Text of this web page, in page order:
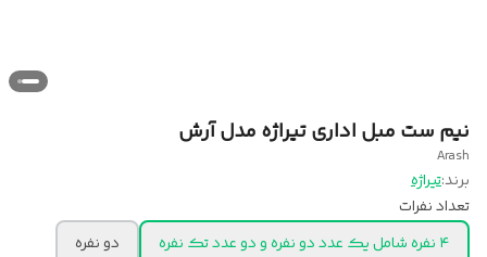
نیم ست مبل اداری تیراژه مدل آرش
Arash
برند:تیراژه
تعداد نفرات
۴ نفره شامل یک عدد دو نفره و دو عدد تک نفره
دو نفره